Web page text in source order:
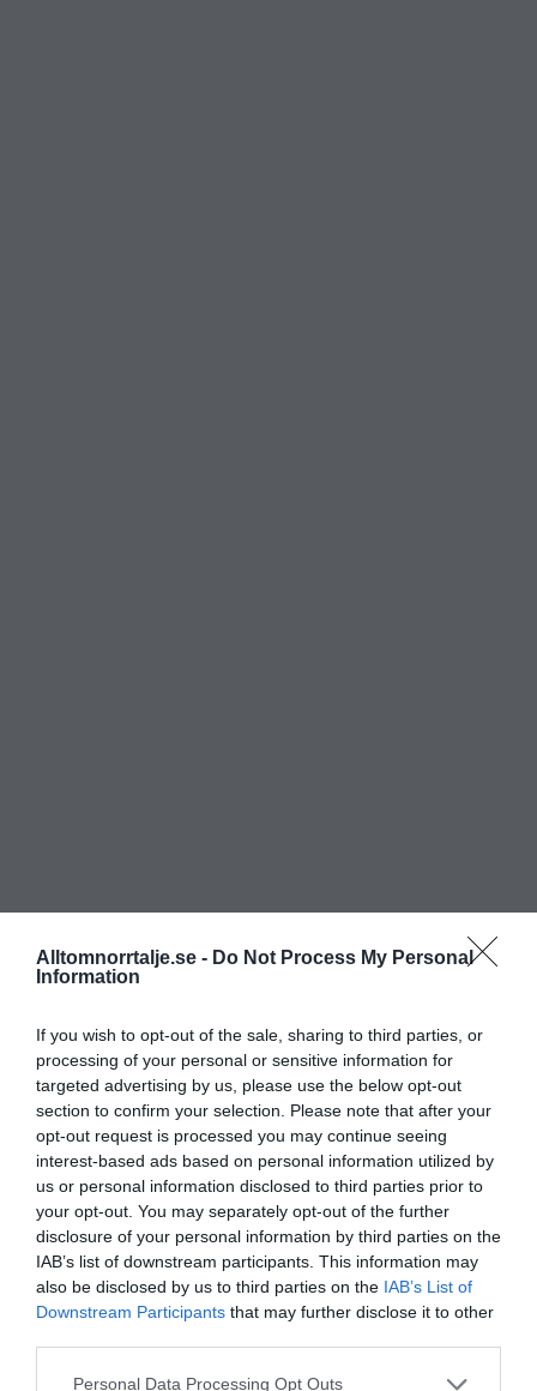
Alltomnorrtalje.se - Do Not Process My Personal
Information
If you wish to opt-out of the sale, sharing to third parties, or
processing of your personal or sensitive information for
targeted advertising by us, please use the below opt-out
section to confirm your selection. Please note that after your
opt-out request is processed you may continue seeing
interest-based ads based on personal information utilized by
us or personal information disclosed to third parties prior to
your opt-out. You may separately opt-out of the further
disclosure of your personal information by third parties on the
IAB’s list of downstream participants. This information may
also be disclosed by us to third parties on the IAB’s List of
Downstream Participants that may further disclose it to other
Personal Data Processing Opt Outs